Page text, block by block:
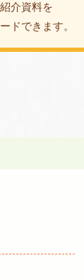
介資料を
ドできます。